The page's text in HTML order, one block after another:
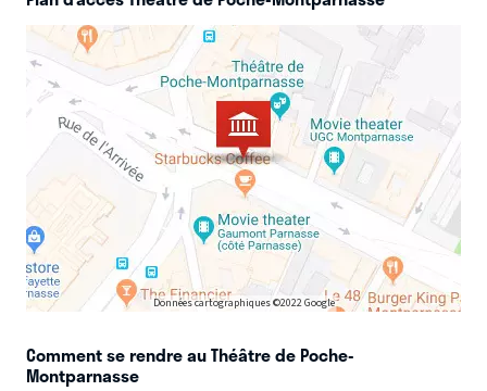
Données cartographiques ©2022 Google
Comment se rendre au Théâtre de Poche-
Montparnasse